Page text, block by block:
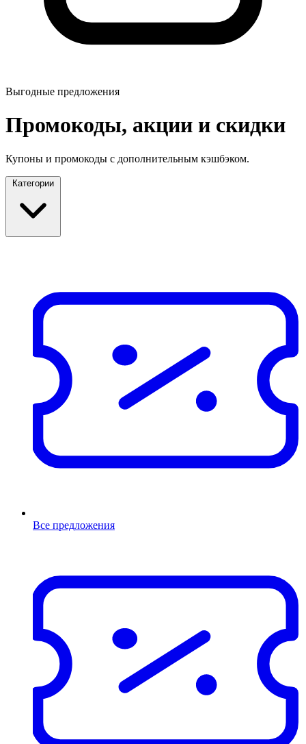
Выгодные предложения
Промокоды, акции и скидки
Купоны и промокоды с дополнительным кэшбэком.
Категории
Все предложения